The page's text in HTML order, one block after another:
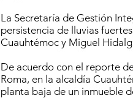
La Secretaría de Gestión
persistencia de lluvias
Cuauhtémoc y Miguel
De acuerdo con el reporte
Roma, en la alcaldía
planta baja de un inmueble